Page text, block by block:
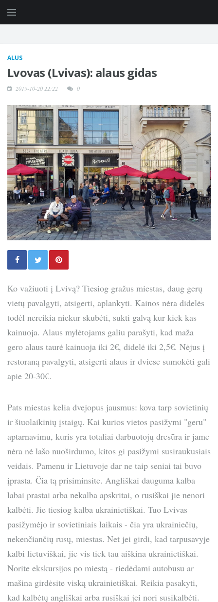
ALUS
Lvovas (Lvivas): alaus gidas
2019-10-20 22:22 0
Ko važiuoti į Lvivą? Tiesiog gražus miestas, daug gerų
vietų pavalgyti, atsigerti, aplankyti. Kainos nėra didelės
todėl nereikia niekur skubėti, sukti galvą kur kiek kas
kainuoja. Alaus mylėtojams galiu parašyti, kad maža
gero alaus taurė kainuoja iki 2€, didelė iki 2,5€. Nėjus į
restoraną pavalgyti, atsigerti alaus ir dviese sumokėti gali
apie 20-30€.
Pats miestas kelia dvejopus jausmus: kova tarp sovietinių
ir šiuolaikinių įstaigų. Kai kurios vietos pasižymi "geru"
aptarnavimu, kuris yra totaliai darbuotojų dresūra ir jame
nėra nė lašo nuoširdumo, kitos gi pasižymi susiraukusiais
veidais. Pamenu ir Lietuvoje dar ne taip seniai tai buvo
įprasta. Čia tą prisiminsite. Angliškai dauguma kalba
labai prastai arba nekalba apskritai, o rusiškai jie nenori
kalbėti. Jie tiesiog kalba ukrainietiškai. Tuo Lvivas
pasižymėjo ir sovietiniais laikais - čia yra ukrainiečių,
nekenčiančių rusų, miestas. Net jei girdi, kad tarpusavyje
kalbi lietuviškai, jie vis tiek tau aiškina ukrainietiškai.
Norite ekskursijos po miestą - riedėdami autobusu ar
mašina girdėsite viską ukrainietiškai. Reikia pasakyti,
kad kalbėtų angliškai arba rusiškai jei nori susikalbėti.